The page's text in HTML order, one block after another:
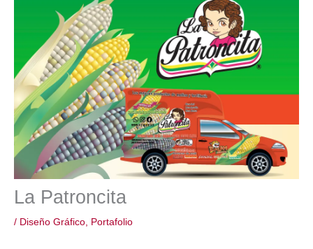
La Patroncita
/ Diseño Gráfico Portafolio